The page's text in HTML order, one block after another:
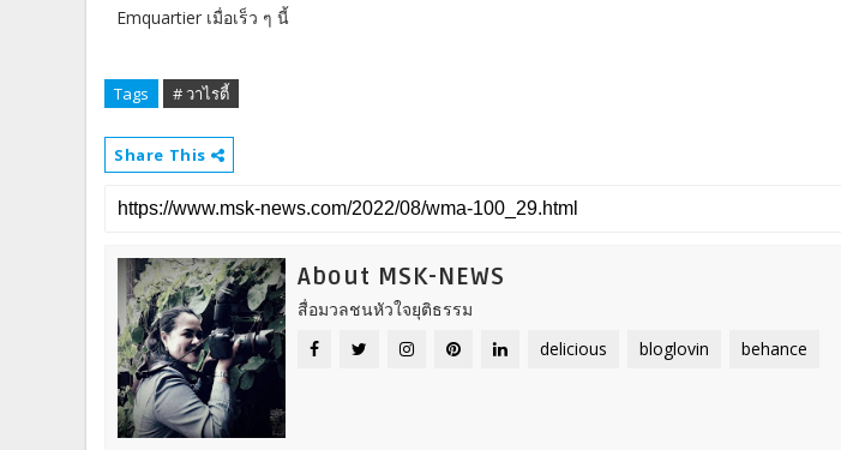
Emquartier เมื่อเร็ว ๆ นี้
Tags # วาไรตี้
Share This
About MSK-NEWS
สื่อมวลชนหัวใจยุติธรรม
delicious
bloglovin behance